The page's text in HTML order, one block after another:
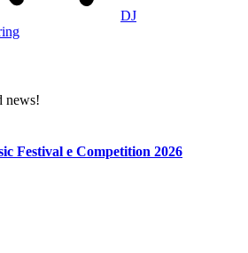
DJ
news!
Festival e Competition 2026